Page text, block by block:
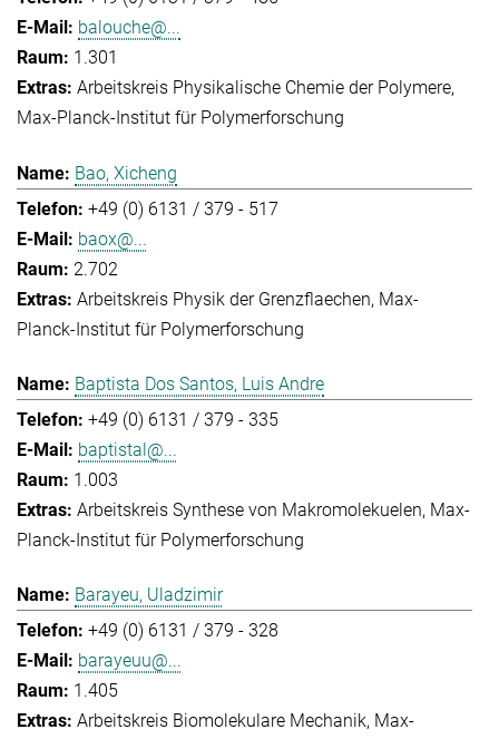
balouche@...
1.301
Arbeitskreis Physikalische Chemie der Polymere
Max-Planck-Institut für Polymerforschung
Bao, Xicheng
+49 (0) 6131 / 379 - 517
baox@...
2.702
Arbeitskreis Physik der Grenzflaechen Max-
Planck-Institut für Polymerforschung
Baptista Dos Santos, Luis Andre
+49 (0) 6131 / 379 - 335
baptistal@...
1.003
Arbeitskreis Synthese von Makromolekuelen Max-
Planck-Institut für Polymerforschung
Barayeu, Uladzimir
+49 (0) 6131 / 379 - 328
barayeuu@...
1.405
Arbeitskreis Biomolekulare Mechanik Max-